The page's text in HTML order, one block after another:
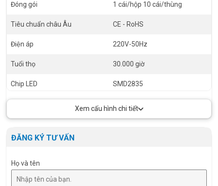
Đóng gói 1 cái/hộp 10 cái/thùng
Tiêu chuẩn châu Âu CE - RoHS
Điện áp 220V-50Hz
Tuổi thọ 30.000 giờ
Chip LED SMD2835
Xem cấu hình chi tiết
ĐĂNG KÝ TƯ VẤN
Họ và tên